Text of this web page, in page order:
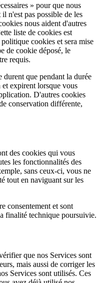
compagnie
» pour que nous
n'est pas possible de les
nous aident d'autres
liste de cookies est
cookies et sera mise
de cookie déposé, le
requis.
durent que pendant la durée
expirent lorsque vous
D'autres cookies
conservation différente,
des cookies qui vous
les fonctionnalités des
sans ceux-ci, vous ne
tout en naviguant sur les
consentement et sont
finalité technique poursuivie.
que nos Services sont
mais aussi de corriger les
Services sont utilisés. Ces